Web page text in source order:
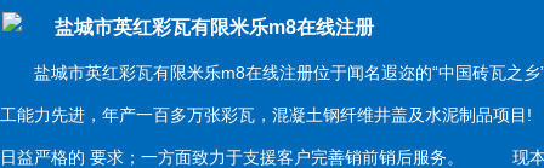
盐城市英红彩瓦有限米乐m8在线注册
盐城市英红彩瓦有限米乐m8在线注册位于闻名遐迩的“中国砖瓦之乡
工能力先进，年产一百多万张彩瓦，混凝土钢纤维井盖及水泥制品项
日益严格的 要求；一方面致力于支援客户完善销前销后服务。 现本